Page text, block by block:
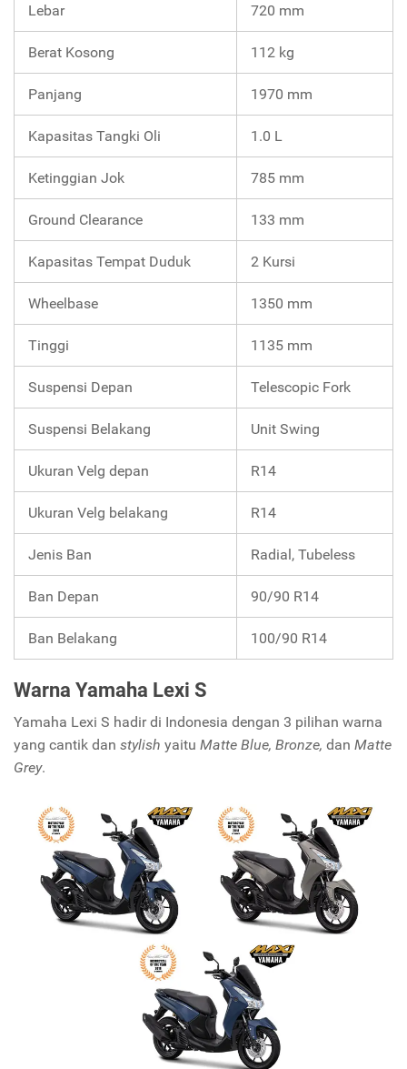
Lebar 720 mm
Berat Kosong 112 kg
Panjang 1970 mm
Kapasitas Tangki Oli 1.0 L
Ketinggian Jok 785 mm
Ground Clearance 133 mm
Kapasitas Tempat Duduk 2 Kursi
Wheelbase 1350 mm
Tinggi 1135 mm
Suspensi Depan Telescopic Fork
Suspensi Belakang Unit Swing
Ukuran Velg depan R14
Ukuran Velg belakang R14
Jenis Ban Radial, Tubeless
Ban Depan 90/90 R14
Ban Belakang 100/90 R14
Warna Yamaha Lexi S
Yamaha Lexi S hadir di Indonesia dengan 3 pilihan warna
yang cantik dan stylish yaitu Matte Blue, Bronze, dan Matte
Grey.